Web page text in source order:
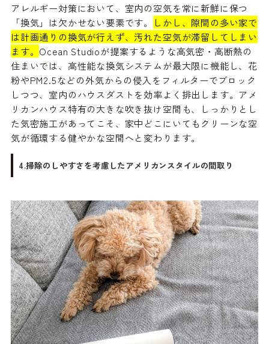
アレルギー対策において、室内の空気を常に新鮮に保つ
「換気」は欠かせない要素です。
しかし、隙間の多い家で
は計画通りの換気が行えず、汚れた空気が滞留してしまい
ます。 Ocean Studioが提案するような高気密・高断熱の
住まいでは、高性能な換気システムが最大限に機能し、花
粉やPM2.5などの外気からの侵入をフィルターでブロック
しつつ、室内のハウスダストを効率よく排出します。アメ
リカンハウス特有の大きな吹き抜け空間も、しっかりとし
た気密施工があってこそ、家中どこにいてもクリーンな空
気が循環する健やかな空間へと変わります。
4.掃除のしやすさを考慮したアメリカンスタイルの間取り